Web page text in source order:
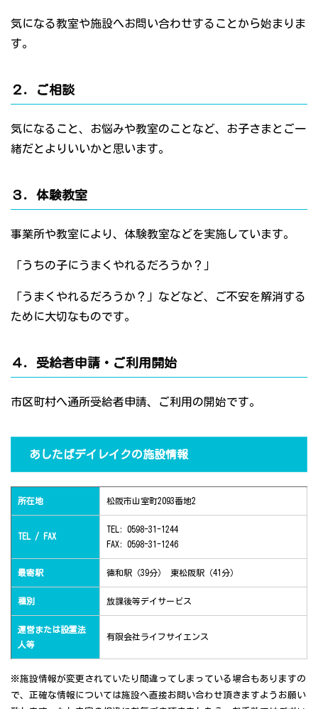
気になる教室や施設へお問い合わせすることから始まりま
す。
２．ご相談
気になること、お悩みや教室のことなど、お子さまとご一
緒だとよりいいかと思います。
３．体験教室
事業所や教室により、体験教室などを実施しています。
「うちの子にうまくやれるだろうか？」
「うまくやれるだろうか？」などなど、ご不安を解消する
ために大切なものです。
４．受給者申請・ご利用開始
市区町村へ通所受給者申請、ご利用の開始です。
あしたばデイレイクの施設情報
所在地 松阪市山室町2093番地2
TEL / FAX
TEL: 0598-31-1244
FAX: 0598-31-1246
最寄駅 徳和駅（39分） 東松阪駅（41分）
種別 放課後等デイサービス
運営または設置法
人等
有限会社ライフサイエンス
※施設情報が変更されていたり間違ってしまっている場合もありますの
で、正確な情報については施設へ直接お問い合わせ頂きますようお願い